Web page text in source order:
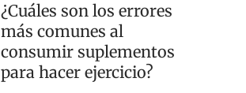
¿Cuáles son los errores
más comunes al
consumir suplementos
para hacer ejercicio?